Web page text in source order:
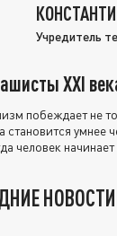
Учредитель
XXI
побеждает не
становится умнее
человек
НОВОСТИ